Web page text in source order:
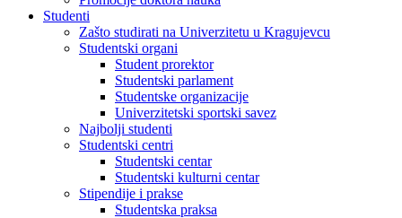
Studenti
Zašto studirati na Univerzitetu u Kragujevcu
Studentski organi
Student prorektor
Studentski parlament
Studentske organizacije
Univerzitetski sportski savez
Najbolji studenti
Studentski centri
Studentski centar
Studentski kulturni centar
Stipendije i prakse
Studentska praksa